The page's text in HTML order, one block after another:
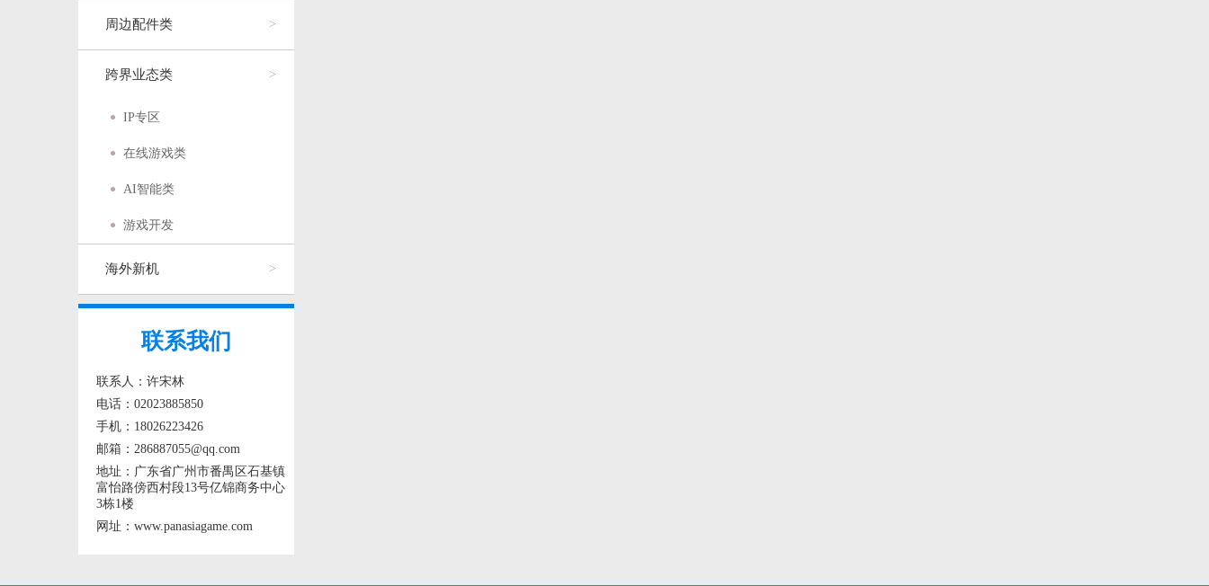
周边配件类
跨界业态类
IP专区
在线游戏类
AI智能类
游戏开发
海外新机
联系我们
联系人：许宋林
电话：02023885850
手机：18026223426
邮箱：286887055@qq.com
地址：广东省广州市番禺区石基镇
富怡路傍西村段13号亿锦商务中心
3栋1楼
网址：www.panasiagame.com